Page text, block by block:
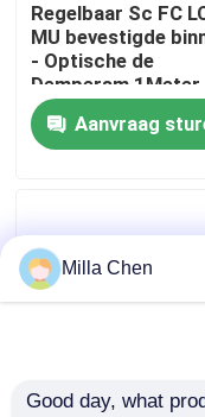
Contacteer ons
Gevallen
Fiber Optic
Regelbaar Sc FC
MU bevestigde
- Optische de
Dempersm 1Meter
Waaier van de
1 ~ 40dBAanvraag
Milla Chen
Good day, what